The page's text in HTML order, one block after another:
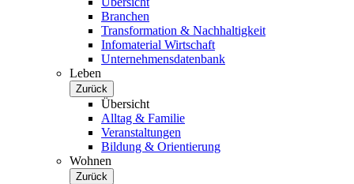
Branchen
Transformation & Nachhaltigkeit
Infomaterial Wirtschaft
Unternehmensdatenbank
Leben
Zurück
Übersicht
Alltag & Familie
Veranstaltungen
Bildung & Orientierung
Wohnen
Zurück